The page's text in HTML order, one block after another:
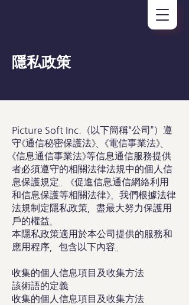
隱私政策
Picture Soft Inc.（以下簡稱“公司”）遵
守《通信秘密保護法》、《電信事業法》、
《信息通信事業法》等信息通信服務提供
者必須遵守的相關法律法規中的個人信
息保護規定。 《促進信息通信網絡利用
和信息保護等相關法律》。我們根據法律
法規制定隱私政策，盡最大努力保護用
戶的權益。
本隱私政策適用於本公司提供的服務和
應用程序，包含以下內容。
收集的個人信息項目及收集方法
該術語的定義
​收集的個人信息項目及收集方法